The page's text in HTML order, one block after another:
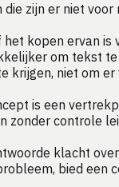
zijn er niet voor
kopen ervan
om tekst
krijgen, niet om er
is een
zonder controle
klacht
bied